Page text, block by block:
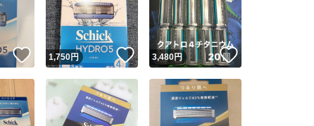
いいね！
1,750円 いいね！
3,480円 いいね！